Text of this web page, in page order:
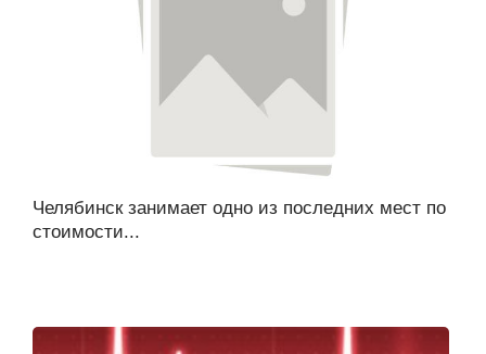
Челябинск занимает одно из последних мест по
стоимости...